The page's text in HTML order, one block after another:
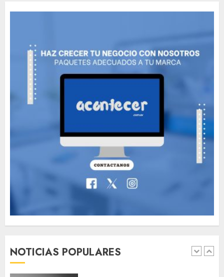
NOTICIAS POPULARES
The full story of
Thailand’s extraordinary
cave rescue
Valentino Goes
Deliberately Feminine for
Fall 2018
MAYO 16, 2024
1
Searching for the
forgotten heroes of World
MAYO 14, 2024